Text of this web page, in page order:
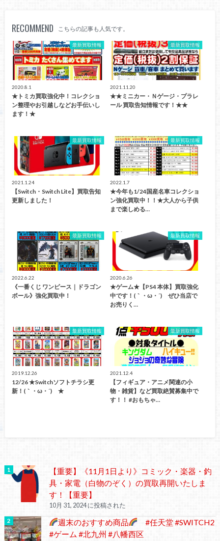
RECOMMEND こちらの記事も人気です。
最新買取情報
2020.8.1
★トミカ買取強化中！コレクショ
ン整理やお引越しなどお手伝いし
ます！★
最新買取情報
2021.11.20
★★ミニカー・Ｎゲージ・プラレ
ール 買取告知情報です！★★
最新買取情報
2021.1.24
【Switch・Switch Lite】買取告知
更新しました！
最新買取情報
2022.1.7
★今年も1/24国産名車コレクショ
ン強化買取中！！★大人から子供
まで楽しめる…
最新買取情報
2022.6.22
《一番くじ ワンピース｜ドラゴン
ボール》強化買取中！
最新買取情報
2020.6.26
★ゲーム★【PS4 本体】買取強化
中です！(｀・ω・´)ゞぜひ当店で
お売りく…
最新買取情報
2019.12.26
12/26 ★Switchソフトチラシ更
新！(｀・ω・´)ゞ★
最新買取情報
2021.12.4
【フィギュア・アニメ関連の小
物・雑貨】など買取絶賛募集中で
す！！ #おもちゃ…
【重要】《11月1日より》コミック・楽器・釣
具・家電（白物のぞく）の買取再開いたしま
す！【重要】
10月 31, 2024 に投稿された
週末のおすすめ商品
#任天堂 #SWITCH2
#ゲーム #北九州 #八幡西区